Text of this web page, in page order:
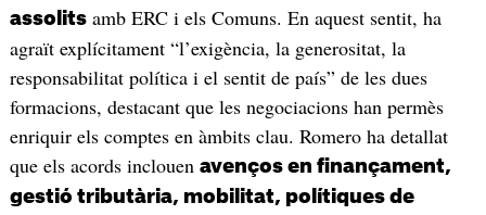
assolitsamb ERC i els Comuns. En aquest sentit, ha
agraït explícitament “l’exigència, la generositat, la
responsabilitat política i el sentit de país” de les dues
formacions, destacant que les negociacions han permès
enriquir els comptes en àmbits clau. Romero ha detallat
que els acords inclouen avenços en finançament,
gestió tributària, mobilitat, polítiques de